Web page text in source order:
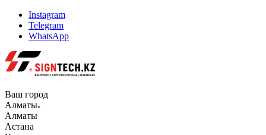
Instagram
Telegram
WhatsApp
Ваш город
Алматы
Алматы
Астана